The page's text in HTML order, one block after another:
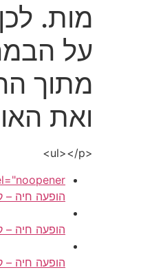
מות.
מתוך
ואת
<ul></p>
הופעה חיה –
הופעה חיה –
הופעה חיה –